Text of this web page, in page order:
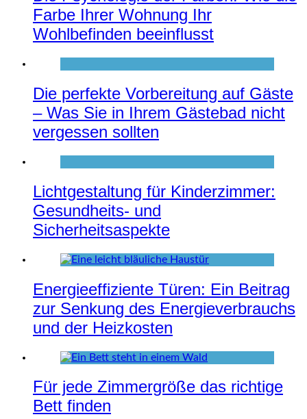
Farbe Ihrer Wohnung Ihr
Wohlbefinden beeinflusst
Die perfekte Vorbereitung auf Gäste
– Was Sie in Ihrem Gästebad nicht
vergessen sollten
Lichtgestaltung für Kinderzimmer:
Gesundheits- und
Sicherheitsaspekte
Energieeffiziente Türen: Ein Beitrag
zur Senkung des Energieverbrauchs
und der Heizkosten
Für jede Zimmergröße das richtige
Bett finden